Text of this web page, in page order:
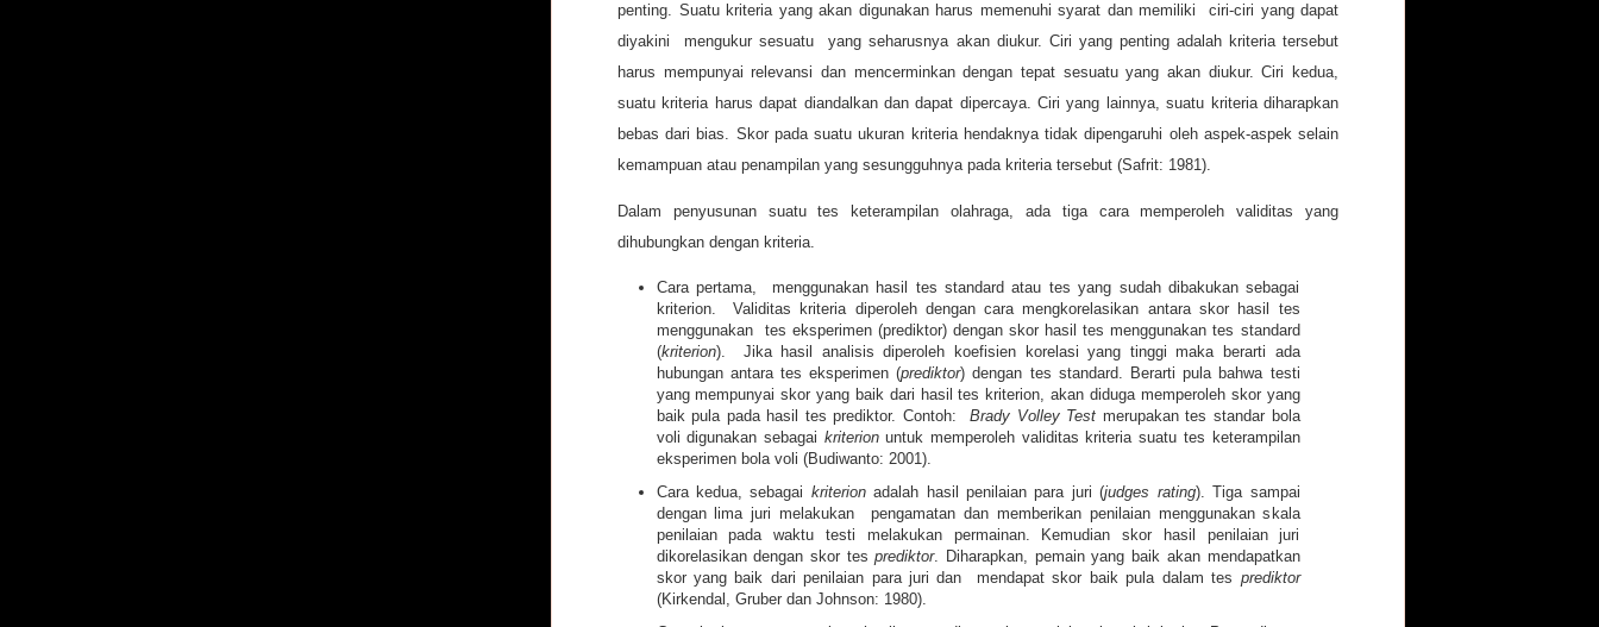
penting. Suatu kriteria yang akan digunakan harus memenuhi syarat dan memiliki ciri-ciri yang dapat
diyakini mengukur sesuatu yang seharusnya akan diukur. Ciri yang penting adalah kriteria tersebut
harus mempunyai relevansi dan mencerminkan dengan tepat sesuatu yang akan diukur. Ciri kedua,
suatu kriteria harus dapat diandalkan dan dapat dipercaya. Ciri yang lainnya, suatu kriteria diharapkan
bebas dari bias. Skor pada suatu ukuran kriteria hendaknya tidak dipengaruhi oleh aspek-aspek selain
kemampuan atau penampilan yang sesungguhnya pada kriteria tersebut (Safrit: 1981).
Dalam penyusunan suatu tes keterampilan olahraga, ada tiga cara memperoleh validitas yang
dihubungkan dengan kriteria.
Cara pertama, menggunakan hasil tes standard atau tes yang sudah dibakukan sebagai
kriterion. Validitas kriteria diperoleh dengan cara mengkorelasikan antara skor hasil tes
menggunakan tes eksperimen (prediktor) dengan skor hasil tes menggunakan tes standard
(kriterion). Jika hasil analisis diperoleh koefisien korelasi yang tinggi maka berarti ada
hubungan antara tes eksperimen (prediktor) dengan tes standard. Berarti pula bahwa testi
yang mempunyai skor yang baik dari hasil tes kriterion, akan diduga memperoleh skor yang
baik pula pada hasil tes prediktor. Contoh:Brady Volley Test merupakan tes standar bola
voli digunakan sebagai kriterionuntuk memperoleh validitas kriteria suatu tes keterampilan
eksperimen bola voli (Budiwanto: 2001).
Cara kedua, sebagai kriterionadalah hasil penilaian para juri (judges rating). Tiga sampai
dengan lima juri melakukan pengamatan dan memberikan penilaian menggunakan skala
penilaian pada waktu testi melakukan permainan. Kemudian skor hasil penilaian juri
dikorelasikan dengan skor tesprediktor. Diharapkan, pemain yang baik akan mendapatkan
skor yang baik dari penilaian para juri dan mendapat skor baik pula dalam tes prediktor
(Kirkendal, Gruber dan Johnson: 1980).